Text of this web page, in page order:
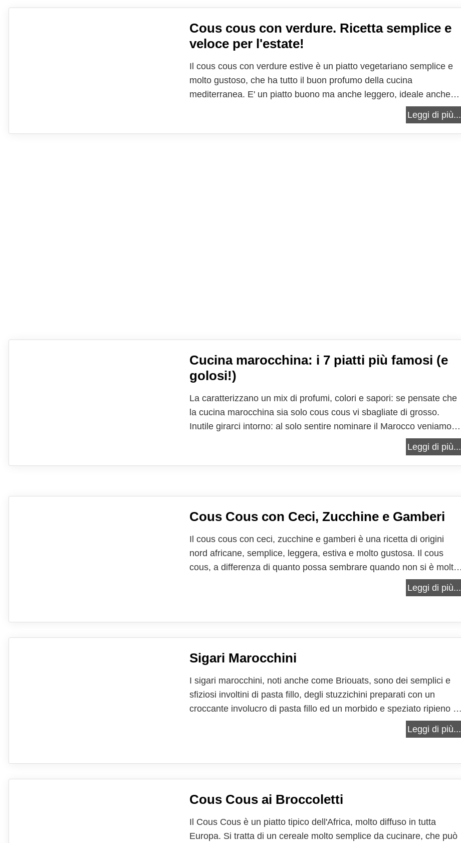
Cous cous con verdure. Ricetta semplice e
veloce per l'estate!
Il cous cous con verdure estive è un piatto vegetariano semplice e
molto gustoso, che ha tutto il buon profumo della cucina
mediterranea. E' un piatto buono ma anche leggero, ideale anche
come piatto unico in tantissime occasioni. La ricca presenza di
verdure aiuta a rendere il piatto gustoso e leggero anche in...
Leggi di più...
Cucina marocchina: i 7 piatti più famosi (e
golosi!)
La caratterizzano un mix di profumi, colori e sapori: se pensate che
la cucina marocchina sia solo cous cous vi sbagliate di grosso.
Inutile girarci intorno: al solo sentire nominare il Marocco veniamo
catapultati in un mondo di colori, sapori e profumi, quelli delle
Leggi di più...
Cous Cous con Ceci, Zucchine e Gamberi
Il cous cous con ceci, zucchine e gamberi è una ricetta di origini
nord africane, semplice, leggera, estiva e molto gustosa. Il cous
cous, a differenza di quanto possa sembrare quando non si è molto
pratici nella sua preparazione, è un alimento molto semplice da
Leggi di più...
Sigari Marocchini
I sigari marocchini, noti anche come Briouats, sono dei semplici e
sfiziosi involtini di pasta fillo, degli stuzzichini preparati con un
croccante involucro di pasta fillo ed un morbido e speziato ripieno di
carne macinata, da proporre come antipasto finger food ma anche
Leggi di più...
Cous Cous ai Broccoletti
Il Cous Cous è un piatto tipico dell'Africa, molto diffuso in tutta
Europa. Si tratta di un cereale molto semplice da cucinare, che può